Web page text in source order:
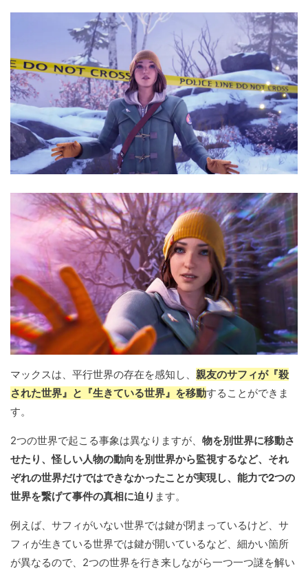
マックスは、平行世界の存在を感知し、 親友のサフィが『殺
された世界』と『生きている世界』を移動することができま
す。
2つの世界で起こる事象は異なりますが、 物を別世界に移動さ
せたり、怪しい人物の動向を別世界から監視するなど、それ
ぞれの世界だけではできなかったことが実現し、能力で2つの
世界を繋げて事件の真相に迫り ます。
例えば、サフィがいない世界では鍵が閉まっているけど、サ
フィが生きている世界では鍵が開いているなど、細かい箇所
が異なるので、2つの世界を行き来しながら一つ一つ謎を解い